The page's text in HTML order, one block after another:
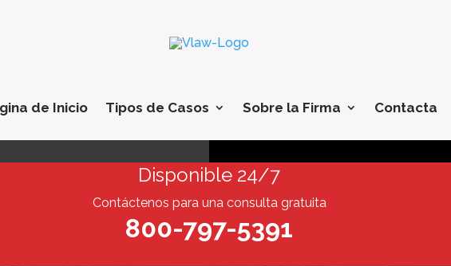
de Inicio Tipos de Casos Sobre la Firma Contacta
Disponible 24/7
Contáctenos para una consulta gratuita
800-797-5391